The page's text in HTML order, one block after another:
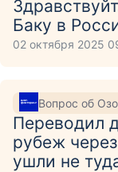
Баку в
02 октября 2025
Вопрос об
Переводил
рубеж
ушли не